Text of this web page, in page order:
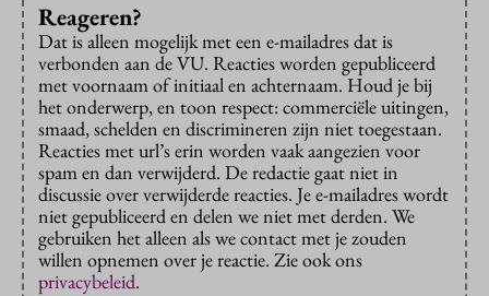
Reageren?
Dat is alleen mogelijk met een e-mailadres dat is
verbonden aan de VU. Reacties worden gepubliceerd
met voornaam of initiaal en achternaam. Houd je bij
het onderwerp, en toon respect: commerciële uitingen,
smaad, schelden en discrimineren zijn niet toegestaan.
Reacties met url’s erin worden vaak aangezien voor
spam en dan verwijderd. De redactie gaat niet in
discussie over verwijderde reacties. Je e-mailadres wordt
niet gepubliceerd en delen we niet met derden. We
gebruiken het alleen als we contact met je zouden
willen opnemen over je reactie. Zie ook ons
privacybeleid.